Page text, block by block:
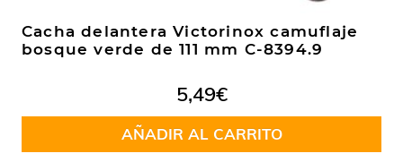
Cacha delantera Victorinox camuflaje
bosque verde de 111 mm C-8394.9
5,49€
AÑADIR AL CARRITO